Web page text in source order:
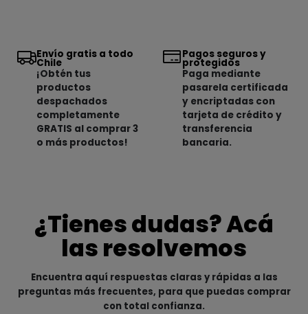
Envío gratis a todo
Chile
¡Obtén tus
productos
despachados
completamente
GRATIS al comprar 3
o más productos!
Pagos seguros y
protegidos
Paga mediante
pasarela certificada
y encriptadas con
tarjeta de crédito y
transferencia
bancaria.
¿Tienes dudas? Acá
las resolvemos
Encuentra aquí respuestas claras y rápidas a las
preguntas más frecuentes, para que puedas comprar
con total confianza.